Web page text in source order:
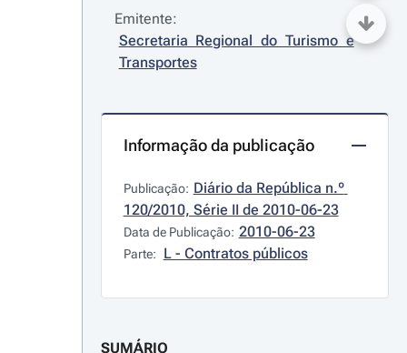
Emitente:
Secretaria Regional do Turismo e
Transportes
Informação da publicação
Publicação: Diário da República n.º
120/2010, Série II de 2010-06-23
Data de Publicação: 2010-06-23
Parte: L - Contratos públicos
SUMÁRIO